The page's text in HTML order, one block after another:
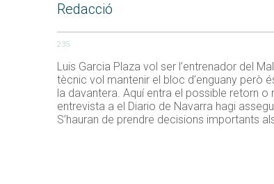
Redacció
235
Luis Garcia Plaza vol ser l’entrenador del
tècnic vol mantenir el bloc d’enguany però
la davantera. Aquí entra el possible retorn
entrevista a el Diario de Navarra hagi
S’hauran de prendre decisions importants